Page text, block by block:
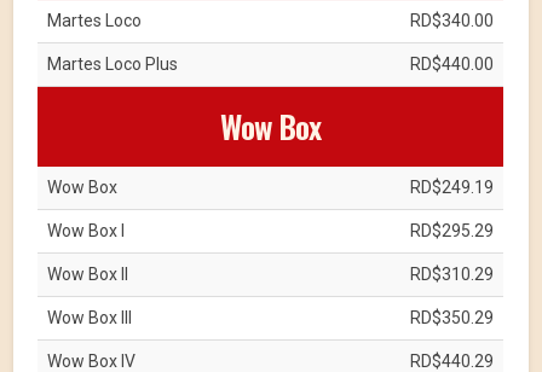
Martes Loco RD$340.00
Martes Loco Plus RD$440.00
Wow Box
Wow Box RD$249.19
Wow Box I RD$295.29
Wow Box II RD$310.29
Wow Box III RD$350.29
Wow Box IV RD$440.29